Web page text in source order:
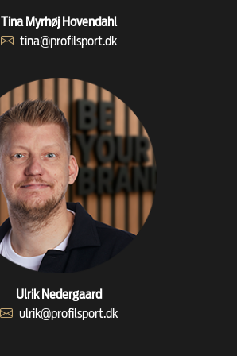
Tina Myrhøj Hovendahl
tina@profilsport.dk
Ulrik Nedergaard
ulrik@profilsport.dk